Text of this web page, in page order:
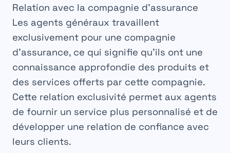
Relation avec la compagnie d’assurance
Les agents généraux travaillent
exclusivement pour une compagnie
d’assurance, ce qui signifie qu’ils ont une
connaissance approfondie des produits et
des services offerts par cette compagnie.
Cette relation exclusivité permet aux agents
de fournir un service plus personnalisé et de
développer une relation de confiance avec
leurs clients.